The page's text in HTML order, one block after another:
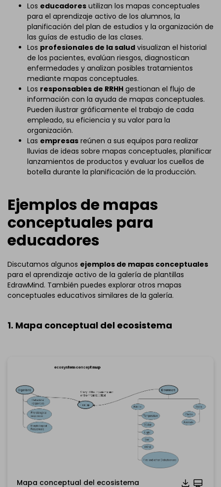
Los educadores utilizan los mapas conceptuales
para el aprendizaje activo de los alumnos, la
planificación del plan de estudios y la organización de
las guías de estudio de las clases.
Los profesionales de la salud visualizan el historial
de los pacientes, evalúan riesgos, diagnostican
enfermedades y analizan posibles tratamientos
mediante mapas conceptuales.
Los responsables de RRHH gestionan el flujo de
información con la ayuda de mapas conceptuales.
Pueden ilustrar gráficamente el trabajo de cada
empleado, su eficiencia y su valor para la
organización.
Las empresas reúnen a sus equipos para realizar
lluvias de ideas sobre mapas conceptuales, planificar
lanzamientos de productos y evaluar los cuellos de
botella durante la planificación de la producción.
Ejemplos de mapas
conceptuales para
educadores
Discutamos algunos ejemplos de mapas conceptuales
para el aprendizaje activo de la galería de plantillas
EdrawMind. También puedes explorar otros mapas
conceptuales educativos similares de la galería.
1. Mapa conceptual del ecosistema
Mapa conceptual del ecosistema